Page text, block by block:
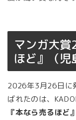
マンガ大
ほど』（児
2026年3月26日に
ばれたのは、
『本なら売るほど』